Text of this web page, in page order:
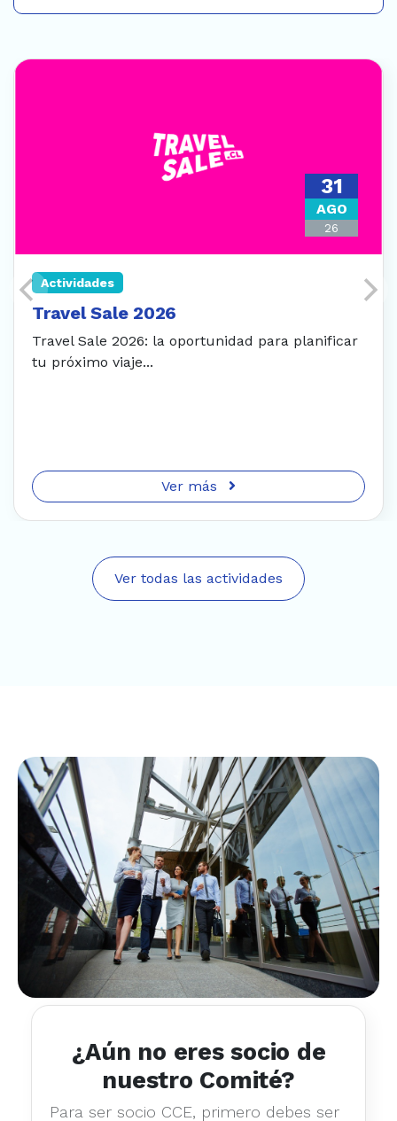
AGO
26
Actividades
Travel Sale 2026
Travel Sale 2026: la oportunidad para planificar
tu próximo viaje...
nuestro Comité?
Para ser socio CCE, primero debes ser
socio CCS